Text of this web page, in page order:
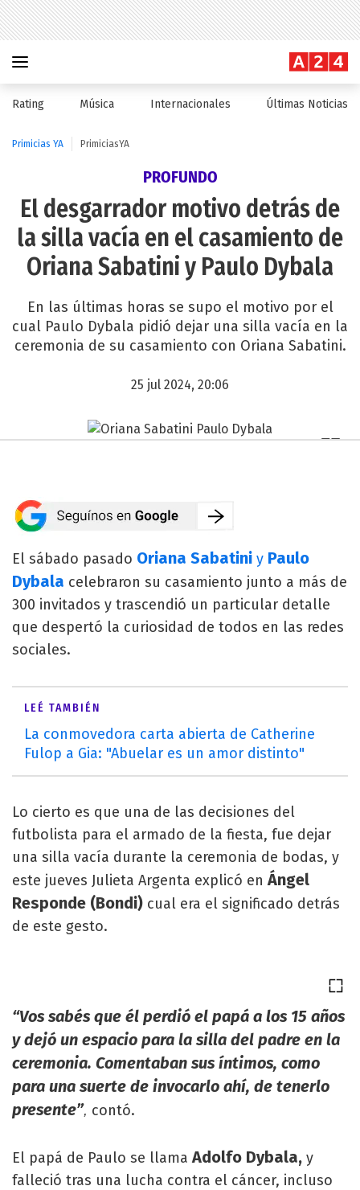
Rating Música Internacionales Últimas Noticias
Primicias YA PrimiciasYA
PROFUNDO
El desgarrador motivo detrás de
la silla vacía en el casamiento de
Oriana Sabatini y Paulo Dybala
En las últimas horas se supo el motivo por el
cual Paulo Dybala pidió dejar una silla vacía en la
ceremonia de su casamiento con Oriana Sabatini.
25 jul 2024, 20:06
El sábado pasado Oriana Sabatini y Paulo
Dybala celebraron su casamiento junto a más de
300 invitados y trascendió un particular detalle
que despertó la curiosidad de todos en las redes
sociales.
LEÉ TAMBIÉN
La conmovedora carta abierta de Catherine
Fulop a Gia: "Abuelar es un amor distinto"
Lo cierto es que una de las decisiones del
futbolista para el armado de la fiesta, fue dejar
una silla vacía durante la ceremonia de bodas, y
este jueves Julieta Argenta explicó enÁngel
Responde (Bondi) cual era el significado detrás
de este gesto.
“Vos sabés que él perdió el papá a los 15 años
y dejó un espacio para la silla del padre en la
ceremonia. Comentaban sus íntimos, como
para una suerte de invocarlo ahí, de tenerlo
presente”, contó.
El papá de Paulo se llama Adolfo Dybala, y
falleció tras una lucha contra el cáncer, incluso